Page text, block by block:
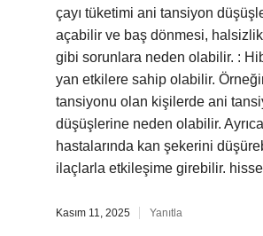
çayı tüketimi ani tansiyon
açabilir ve baş dönmesi,
gibi sorunlara neden olabilir. :
yan etkilere sahip olabilir.
tansiyonu olan kişilerde ani
düşüşlerine neden olabilir.
hastalarında kan şekerini
ilaçlarla etkileşime girebilir.
Kasım 11, 2025 Yanıtla